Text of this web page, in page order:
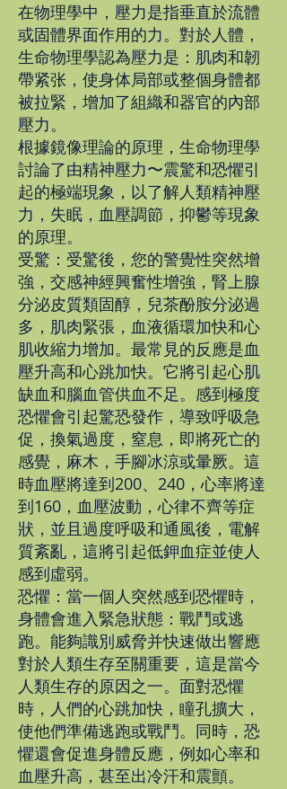
在物理學中，壓力是指垂直於流體
或固體界面作用的力。對於人體，
生命物理學認為壓力是：肌肉和韌
帶紧张，使身体局部或整個身體都
被拉緊，增加了組織和器官的內部
壓力。
根據鏡像理論的原理，生命物理學
討論了由精神壓力〜震驚和恐懼引
起的極端現象，以了解人類精神壓
力，失眠，血壓調節，抑鬱等現象
的原理。
受驚：受驚後，您的警覺性突然增
強，交感神經興奮性增強，腎上腺
分泌皮質類固醇，兒茶酚胺分泌過
多，肌肉緊張，血液循環加快和心
肌收縮力增加。最常見的反應是血
壓升高和心跳加快。它將引起心肌
缺血和腦血管供血不足。感到極度
恐懼會引起驚恐發作，導致呼吸急
促，換氣過度，窒息，即將死亡的
感覺，麻木，手腳冰涼或暈厥。這
時血壓將達到200、240，心率將達
到160，血壓波動，心律不齊等症
狀，並且過度呼吸和通風後，電解
質紊亂，這將引起低鉀血症並使人
感到虛弱。
恐懼：當一個人突然感到恐懼時，
身體會進入緊急狀態：戰鬥或逃
跑。能夠識別威脅并快速做出響應
對於人類生存至關重要，這是當今
人類生存的原因之一。面對恐懼
時，人們的心跳加快，瞳孔擴大，
使他們準備逃跑或戰鬥。同時，恐
懼還會促進身體反應，例如心率和
血壓升高，甚至出冷汗和震顫。